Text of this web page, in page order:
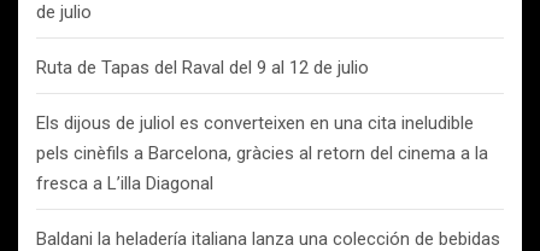
de julio
Ruta de Tapas del Raval del 9 al 12 de julio
Els dijous de juliol es converteixen en una cita ineludible
pels cinèfils a Barcelona, gràcies al retorn del cinema a la
fresca a L’illa Diagonal
Baldani la heladería italiana lanza una colección de bebidas